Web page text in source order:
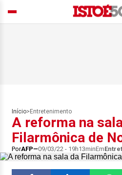
Início> Entretenimento
A reforma na
Filarmônica de
PorAFP 09/03/22 - 19h13minEm